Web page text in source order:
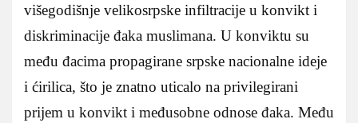
višegodišnje velikosrpske infiltracije u konvikt i
diskriminacije đaka muslimana. U konviktu su
među đacima propagirane srpske nacionalne ideje
i ćirilica, što je znatno uticalo na privilegirani
prijem u konvikt i međusobne odnose đaka. Među